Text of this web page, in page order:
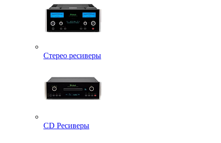
Стерео ресиверы
CD Ресиверы